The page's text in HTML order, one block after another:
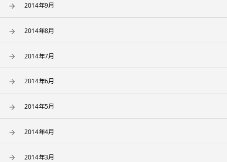
2014年9月
2014年8月
2014年7月
2014年6月
2014年5月
2014年4月
2014年3月